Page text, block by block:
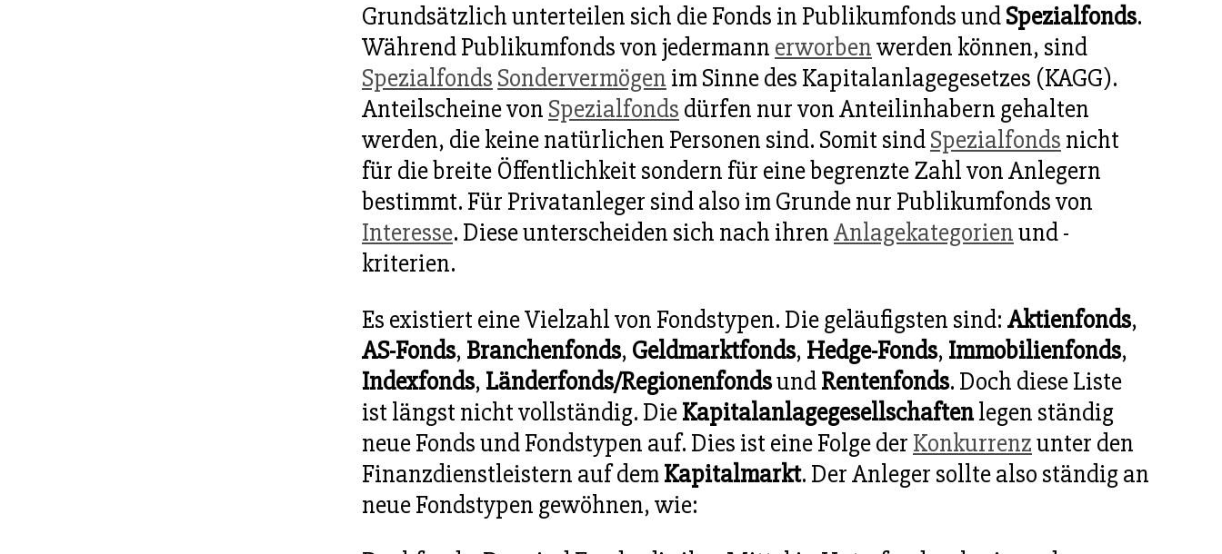
Grundsätzlich unterteilen sich die Fonds in Publikumfonds undSpezialfonds.
Während Publikumfonds von jedermann erworbenwerden können, sind
Spezialfonds Sondervermögen im Sinne des Kapitalanlagegesetzes (KAGG).
Anteilscheine von Spezialfonds dürfen nur von Anteilinhabern gehalten
werden, die keine natürlichen Personen sind. Somit sindSpezialfonds nicht
für die breite Öffentlichkeit sondern für eine begrenzte Zahl von Anlegern
bestimmt. Für Privatanleger sind also im Grunde nur Publikumfonds von
Interesse. Diese unterscheiden sich nach ihrenAnlagekategorienund -
kriterien.
Es existiert eine Vielzahl von Fondstypen. Die geläufigsten sind: Aktienfonds,
AS-Fonds, Branchenfonds, Geldmarktfonds, Hedge-Fonds, Immobilienfonds,
Indexfonds, Länderfonds/RegionenfondsundRentenfonds. Doch diese Liste
ist längst nicht vollständig. DieKapitalanlagegesellschaftenlegen ständig
neue Fonds und Fondstypen auf. Dies ist eine Folge der Konkurrenzunter den
Finanzdienstleistern auf demKapitalmarkt. Der Anleger sollte also ständig an
neue Fondstypen gewöhnen, wie: